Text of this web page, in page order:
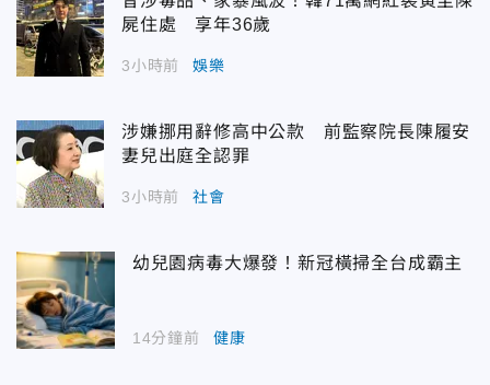
屍住處 享年36歲
3小時前 娛樂
涉嫌挪用辭修高中公款 前監察院長陳履安
妻兒出庭全認罪
3小時前 社會
幼兒園病毒大爆發！新冠橫掃全台成霸主
14分鐘前 健康